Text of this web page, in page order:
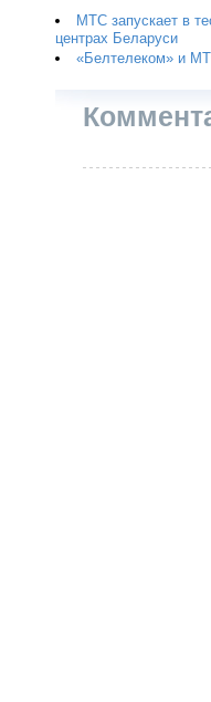
МТС запускает в
центрах Беларуси
«Белтелеком» и